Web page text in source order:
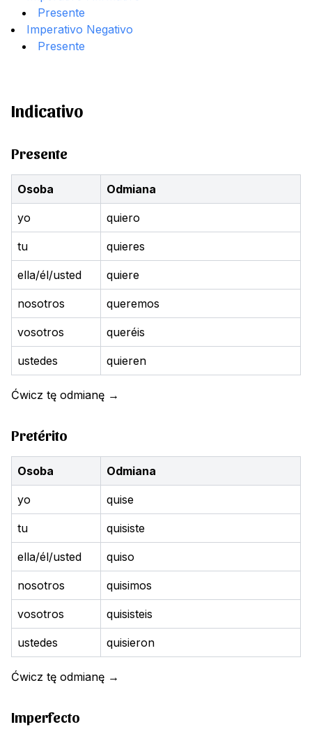
Presente
Imperativo Negativo
Presente
Indicativo
Presente
Osoba Odmiana
yo quiero
tu quieres
ella/él/usted quiere
nosotros queremos
vosotros queréis
ustedes quieren
Ćwicz tę odmianę →
Pretérito
Osoba Odmiana
yo quise
tu quisiste
ella/él/usted quiso
nosotros quisimos
vosotros quisisteis
ustedes quisieron
Ćwicz tę odmianę →
Imperfecto